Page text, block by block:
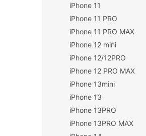
iPhone 11
iPhone 11 PRO
iPhone 11 PRO MAX
iPhone 12 mini
iPhone 12/12PRO
iPhone 12 PRO MAX
iPhone 13mini
iPhone 13
iPhone 13PRO
iPhone 13PRO MAX